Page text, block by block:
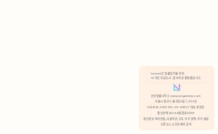
분석 쿠키 허용
Lawvot은 법률업무를 위한
AI 기반 자료조사 · 문서작성 플랫폼입니다.
안국법률사무소 www.anguklaw.com
서울시 종로구 율곡로2길 7, 304호
02)3210-3330 105-05-48527 대표 정희찬
통신판매 2024서울종로0248
개인정보 처리방침, 이용약관 고지, 쿠키 정책, 쿠키 설정
오픈소스 소프트웨어 공지